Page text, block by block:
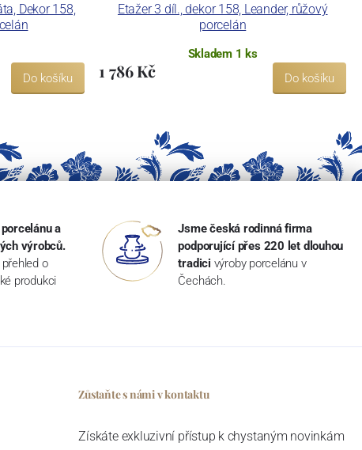
Dekor 158,
Do košíku
Etažer 3 díl., dekor 158, Leander, růžový
porcelán
Skladem 1 ks
1 786 Kč Do košíku
a
výrobců.
o
produkci
Jsme česká rodinná firma
podporující přes 220 let dlouhou
tradici výroby porcelánu v
Čechách.
Zůstaňte s námi v kontaktu
Získáte exkluzivní přístup k chystaným novinkám